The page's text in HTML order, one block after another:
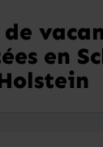
en